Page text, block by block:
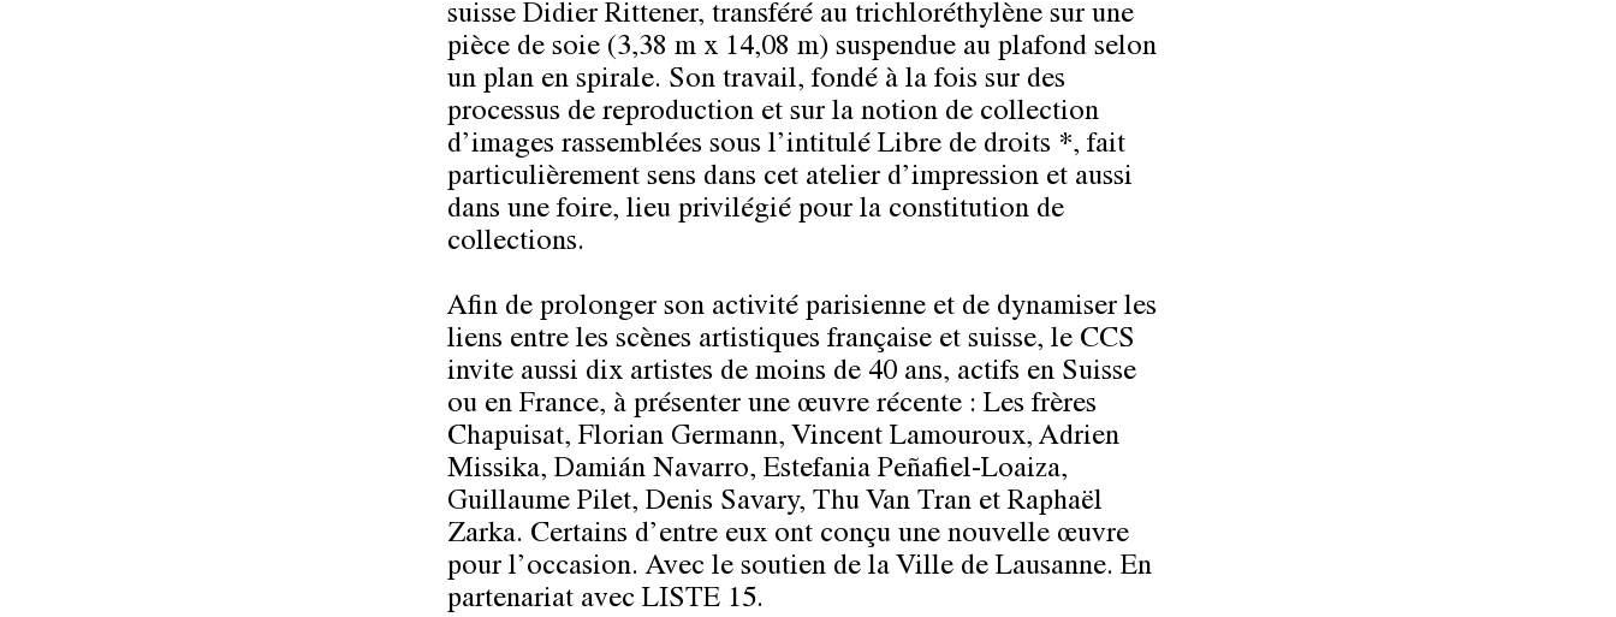
suisse Didier Rittener, transféré au trichloréthylène sur une
pièce de soie (3,38 m x 14,08 m) suspendue au plafond selon
un plan en spirale. Son travail, fondé à la fois sur des
processus de reproduction et sur la notion de collection
d’images rassemblées sous l’intitulé Libre de droits *, fait
particulièrement sens dans cet atelier d’impression et aussi
dans une foire, lieu privilégié pour la constitution de
collections.
Afin de prolonger son activité parisienne et de dynamiser les
liens entre les scènes artistiques française et suisse, le CCS
invite aussi dix artistes de moins de 40 ans, actifs en Suisse
ou en France, à présenter une œuvre récente : Les frères
Chapuisat, Florian Germann, Vincent Lamouroux,Adrien
Missika, Damián Navarro, Estefania Peñafiel-Loaiza,
Guillaume Pilet, Denis Savary, Thu Van Tran et Raphaël
Zarka. Certains d’entre eux ont conçu une nouvelle œuvre
pour l’occasion. Avec le soutien de la Ville de Lausanne. En
partenariat avec LISTE 15.